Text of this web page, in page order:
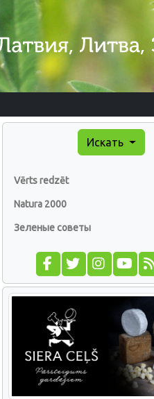
Искать
Vērts redzēt
Natura 2000
Зеленые советы